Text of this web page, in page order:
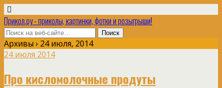
Прикол.ру - приколы, картинки, фотки и розыгрыши!
Архивы › 24 июля, 2014
24 июля 2014
Про кисломолочные продуты